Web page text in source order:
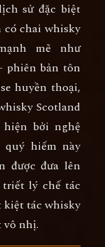
sử đặc biệt
có chai whisky
mẽ như
phiên bản tôn
huyền thoại,
Scotland
bởi nghệ
quý hiếm này
được đưa lên
lý chế tác
kiệt tác whisky
vô nhị.